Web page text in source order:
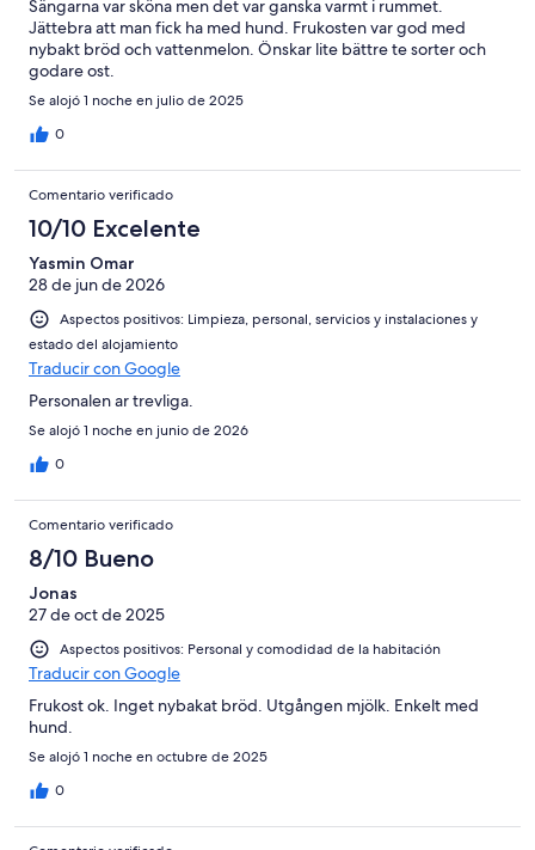
Sängarna var sköna men det var ganska varmt i rummet.
Jättebra att man fick ha med hund. Frukosten var god med
nybakt bröd och vattenmelon. Önskar lite bättre te sorter och
godare ost.
Se alojó 1 noche en julio de 2025
0
Comentario verificado
10/10 Excelente
Yasmin Omar
28 de jun de 2026
Aspectos positivos: Limpieza, personal, servicios y instalaciones y
estado del alojamiento
Traducir con Google
Personalen ar trevliga.
Se alojó 1 noche en junio de 2026
0
Comentario verificado
8/10 Bueno
Jonas
27 de oct de 2025
Aspectos positivos: Personal y comodidad de la habitación
Traducir con Google
Frukost ok. Inget nybakat bröd. Utgången mjölk. Enkelt med
hund.
Se alojó 1 noche en octubre de 2025
0